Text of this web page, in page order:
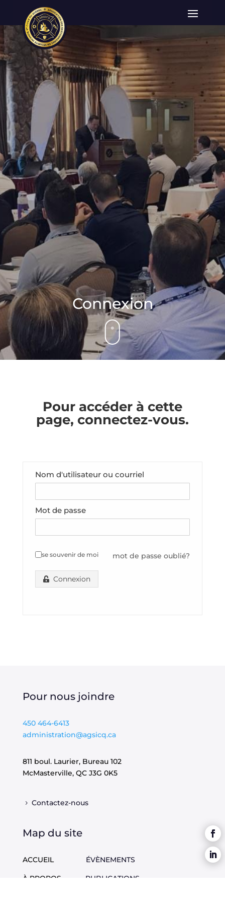
Connexion
Pour accéder à cette
page, connectez-vous.
Nom d'utilisateur ou courriel
Mot de passe
se souvenir de moi mot de passe oublié?
Connexion
Pour nous joindre
450 464-6413
administration@agsicq.ca
811 boul. Laurier, Bureau 102
McMasterville, QC J3G 0K5
Contactez-nous
Map du site
ACCUEIL ÉVÈNEMENTS
À PROPOS PUBLICATIONS